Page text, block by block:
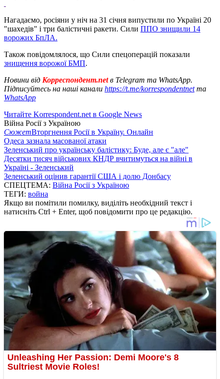
Нагадаємо, росіяни у ніч на 31 січня випустили по Україні 20
"шахедів" і три балістичні ракети. Сили ППО знищили 14
ворожих БпЛА.
Також повідомлялося, що Сили спецоперацій показали
знищення ворожої БМП.
Новини від Корреспондент.netв Telegram та WhatsApp.
Підписуйтесь на наші канали https://t.me/korrespondentnetта
WhatsApp
Читайте Korrespondent.net в Google News
Війна Росії з Україною
СюжетВторгнення Росії в Україну. Онлайн
Одеса зазнала масованої атаки
Зеленський про українську балістику: Буде, але є "але"
Десятки тисяч військових КНДР вчитимуться на війні в
Україні - Зеленський
Зеленський оцінив гарантії США і долю Донбасу
СПЕЦТЕМА: Війна Росії з Україною
ТЕГИ: война
Якщо ви помітили помилку, виділіть необхідний текст і
натисніть Ctrl + Enter, щоб повідомити про це редакцію.